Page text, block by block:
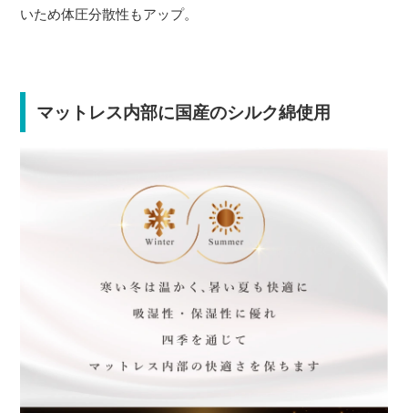
いため体圧分散性もアップ。
マットレス内部に国産のシルク綿使用